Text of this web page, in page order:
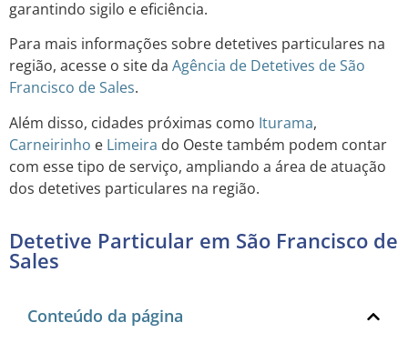
garantindo sigilo e eficiência.
Para mais informações sobre detetives particulares na
região, acesse o site da Agência de Detetives de São
Francisco de Sales.
Além disso, cidades próximas como Iturama,
Carneirinho e Limeira do Oeste também podem contar
com esse tipo de serviço, ampliando a área de atuação
dos detetives particulares na região.
Detetive Particular em São Francisco de
Sales
Conteúdo da página